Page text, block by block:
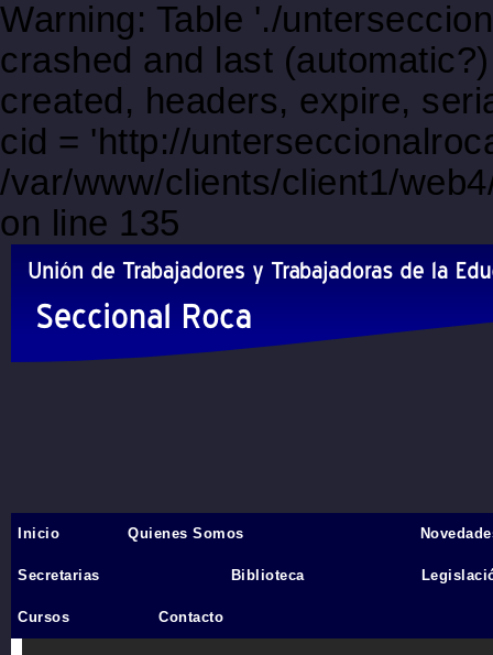
Warning: Table './
crashed and last
created, headers, expire,
cid = 'http://
/var/www/clients/client1/
on line 135
Inicio
Inicio Quienes Somos
Secretarias Biblioteca
Cursos Contacto